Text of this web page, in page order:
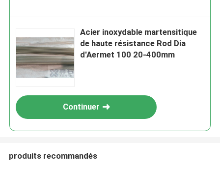
Acier inoxydable martensitique
de haute résistance Rod Dia
d'Aermet 100 20-400mm
Continuer
produits recommandés